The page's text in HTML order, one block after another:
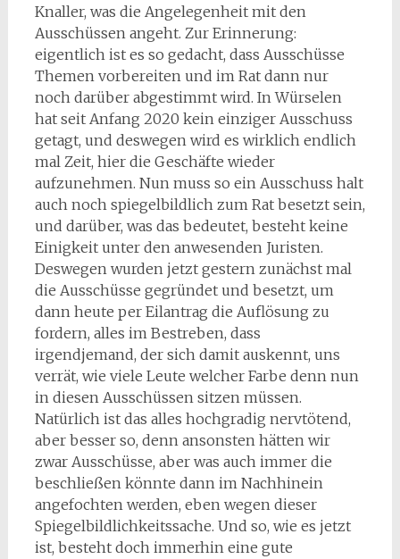
Knaller, was die Angelegenheit mit den
Ausschüssen angeht. Zur Erinnerung:
eigentlich ist es so gedacht, dass Ausschüsse
Themen vorbereiten und im Rat dann nur
noch darüber abgestimmt wird. In Würselen
hat seit Anfang 2020 kein einziger Ausschuss
getagt, und deswegen wird es wirklich endlich
mal Zeit, hier die Geschäfte wieder
aufzunehmen. Nun muss so ein Ausschuss halt
auch noch spiegelbildlich zum Rat besetzt sein,
und darüber, was das bedeutet, besteht keine
Einigkeit unter den anwesenden Juristen.
Deswegen wurden jetzt gestern zunächst mal
die Ausschüsse gegründet und besetzt, um
dann heute per Eilantrag die Auflösung zu
fordern, alles im Bestreben, dass
irgendjemand, der sich damit auskennt, uns
verrät, wie viele Leute welcher Farbe denn nun
in diesen Ausschüssen sitzen müssen.
Natürlich ist das alles hochgradig nervtötend,
aber besser so, denn ansonsten hätten wir
zwar Ausschüsse, aber was auch immer die
beschließen könnte dann im Nachhinein
angefochten werden, eben wegen dieser
Spiegelbildlichkeitssache. Und so, wie es jetzt
ist, besteht doch immerhin eine gute